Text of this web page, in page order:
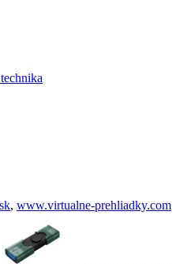
, www.virtualne-prehliadky.com